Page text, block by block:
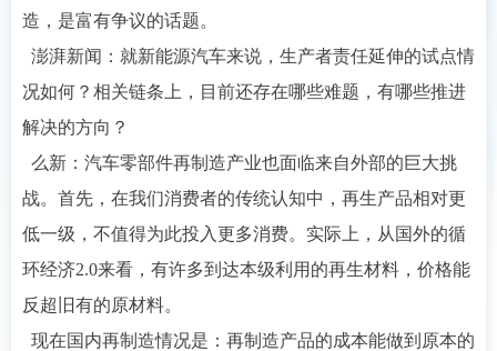
造，是富有争议的话题。
澎湃新闻：就新能源汽车来说，生产者责任延伸的试点情
况如何？相关链条上，目前还存在哪些难题，有哪些推进
解决的方向？
么新：汽车零部件再制造产业也面临来自外部的巨大挑
战。首先，在我们消费者的传统认知中，再生产品相对更
低一级，不值得为此投入更多消费。实际上，从国外的循
环经济2.0来看，有许多到达本级利用的再生材料，价格能
反超旧有的原材料。
现在国内再制造情况是：再制造产品的成本能做到原本的